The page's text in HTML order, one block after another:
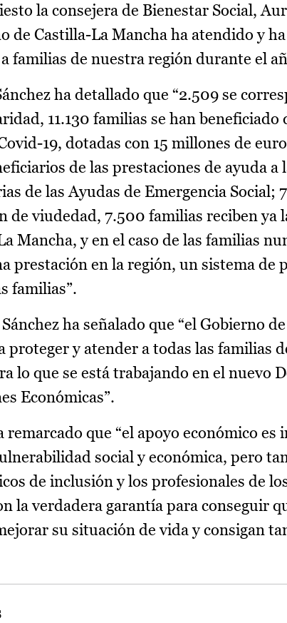
la consejera de Bienestar Social,
de Castilla-La Mancha ha atendido y
familias de nuestra región durante el
ha detallado que “2.509 se
11.130 familias se han beneficiado
19, dotadas con 15 millones de
de las prestaciones de ayuda a
de las Ayudas de Emergencia Social;
de viudedad, 7.500 familias reciben ya
Mancha, y en el caso de las familias
prestación en la región, un sistema de
familias”.
ha señalado que “el Gobierno
proteger y atender a todas las familias
lo que se está trabajando en el nuevo
Económicas”.
remarcado que “el apoyo económico es
social y económica, pero
de inclusión y los profesionales de
la verdadera garantía para conseguir
su situación de vida y consigan